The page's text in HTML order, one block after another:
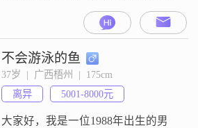
元之间，学历是高中及以下
##3002##我性格乐观积极，生活中
总是保持着向上的态度##3002##我
非常重视家庭，认为家庭是生活中
最重要的一部分##3002##在与人相
处方面，我比较随和，容易相处，
不喜欢计
不会游泳的鱼
37岁  |  广西梧州  |  175cm
离异
5001-8000元
大家好，我是一位1988年出生的男